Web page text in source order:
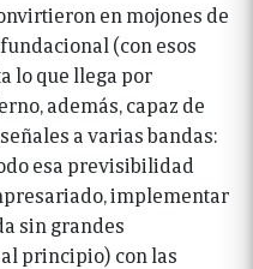
en mojones de
(con esos
lo que llega por
además, capaz de
a varias bandas:
esa previsibilidad
implementar
sin grandes
principio) con las